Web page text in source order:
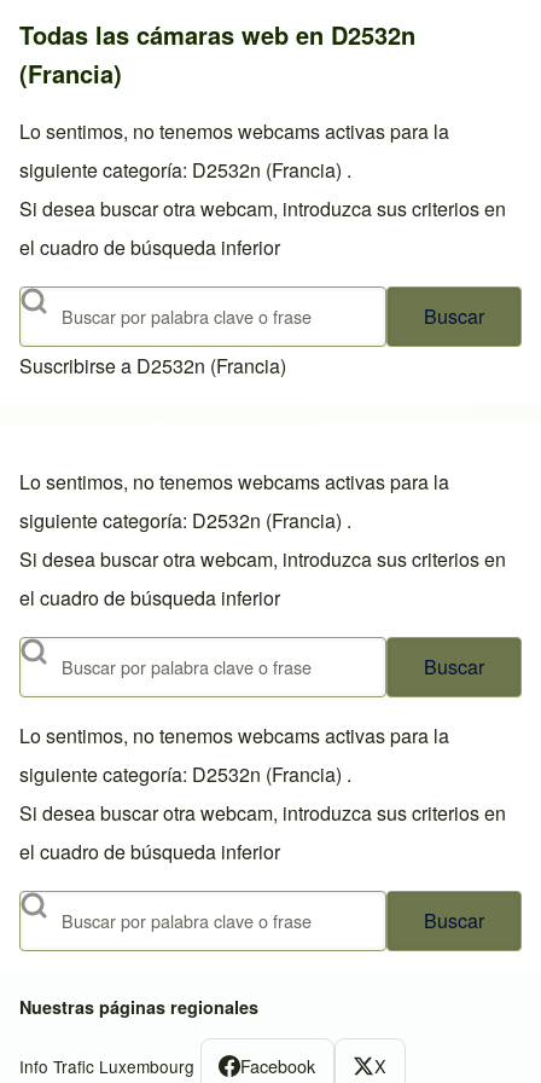
Todas las cámaras web en D2532n
(Francia)
Lo sentimos, no tenemos webcams activas para la
siguiente categoría: D2532n (Francia) .
Si desea buscar otra webcam, introduzca sus criterios en
el cuadro de búsqueda inferior
Buscar
Suscribirse a D2532n (Francia)
Lo sentimos, no tenemos webcams activas para la
siguiente categoría: D2532n (Francia) .
Si desea buscar otra webcam, introduzca sus criterios en
el cuadro de búsqueda inferior
Buscar
Lo sentimos, no tenemos webcams activas para la
siguiente categoría: D2532n (Francia) .
Si desea buscar otra webcam, introduzca sus criterios en
el cuadro de búsqueda inferior
Buscar
Nuestras páginas regionales
Info Trafic Luxembourg Facebook X